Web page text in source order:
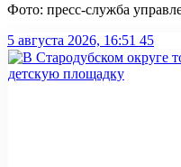
Фото: пресс-служба
5 августа 2026, 16:51 45